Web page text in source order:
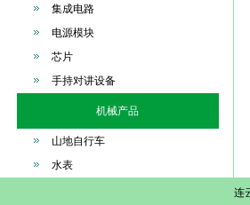
集成电路
电源模块
芯片
手持对讲设备
机械产品
山地自行车
水表
连